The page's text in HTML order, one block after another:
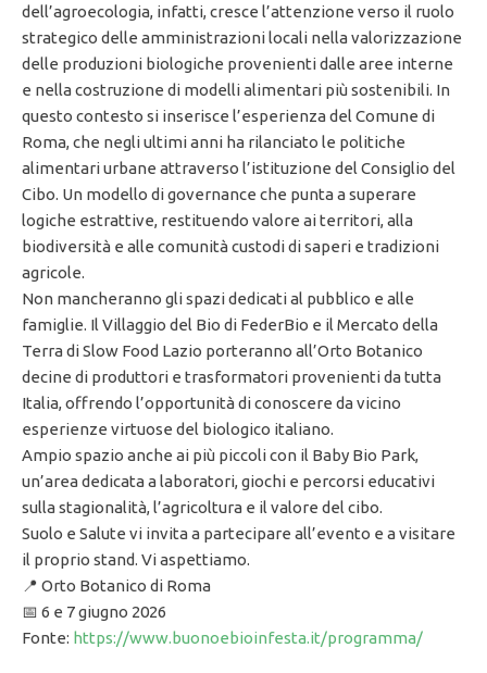
dell’agroecologia, infatti, cresce l’attenzione verso il ruolo
strategico delle amministrazioni locali nella valorizzazione
delle produzioni biologiche provenienti dalle aree interne
e nella costruzione di modelli alimentari più sostenibili. In
questo contesto si inserisce l’esperienza del Comune di
Roma, che negli ultimi anni ha rilanciato le politiche
alimentari urbane attraverso l’istituzione del Consiglio del
Cibo. Un modello di governance che punta a superare
logiche estrattive, restituendo valore ai territori, alla
biodiversità e alle comunità custodi di saperi e tradizioni
agricole.
Non mancheranno gli spazi dedicati al pubblico e alle
famiglie. Il Villaggio del Bio di FederBio e il Mercato della
Terra di Slow Food Lazio porteranno all’Orto Botanico
decine di produttori e trasformatori provenienti da tutta
Italia, offrendo l’opportunità di conoscere da vicino
esperienze virtuose del biologico italiano.
Ampio spazio anche ai più piccoli con il Baby Bio Park,
un’area dedicata a laboratori, giochi e percorsi educativi
sulla stagionalità, l’agricoltura e il valore del cibo.
Suolo e Salute vi invita a partecipare all’evento e a visitare
il proprio stand. Vi aspettiamo.
📍 Orto Botanico di Roma
📅 6 e 7 giugno 2026
Fonte: https://www.buonoebioinfesta.it/programma/